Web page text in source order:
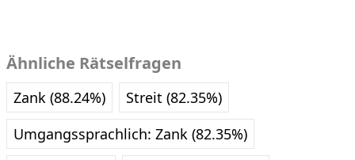
Ähnliche Rätselfragen
Zank (88.24%)
Streit (82.35%)
Umgangssprachlich: Zank (82.35%)